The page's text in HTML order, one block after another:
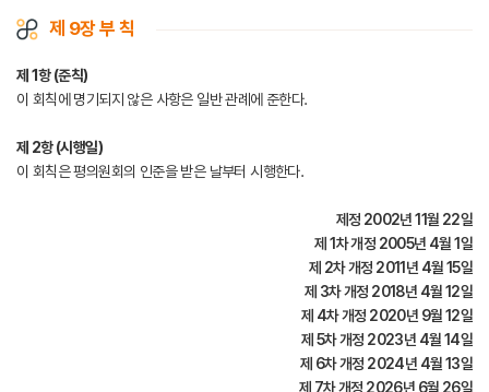
제 9장 부 칙
제 1항 (준칙)
이 회칙에 명기되지 않은 사항은 일반 관례에 준한다.
제 2항 (시행일)
이 회칙은 평의원회의 인준을 받은 날부터 시행한다.
제정 2002년 11월 22일
제 1차 개정 2005년 4월 1일
제 2차 개정 2011년 4월 15일
제 3차 개정 2018년 4월 12일
제 4차 개정 2020년 9월 12일
제 5차 개정 2023년 4월 14일
제 6차 개정 2024년 4월 13일
제 7차 개정 2026년 6월 26일